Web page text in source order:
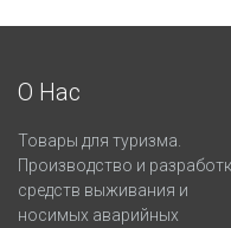
О Нас
Товары для туризма.
Производство и
средств выживания и
носимых аварийных